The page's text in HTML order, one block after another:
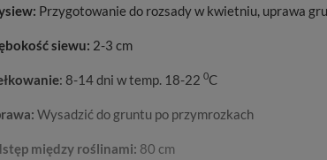
Przygotowanie do rozsady w kwietniu, uprawa
siewu: 2-3 cm
: 8-14 dni w temp. 18-22 0C
Wysadzić do gruntu po przymrozkach
między roślinami: 80 cm